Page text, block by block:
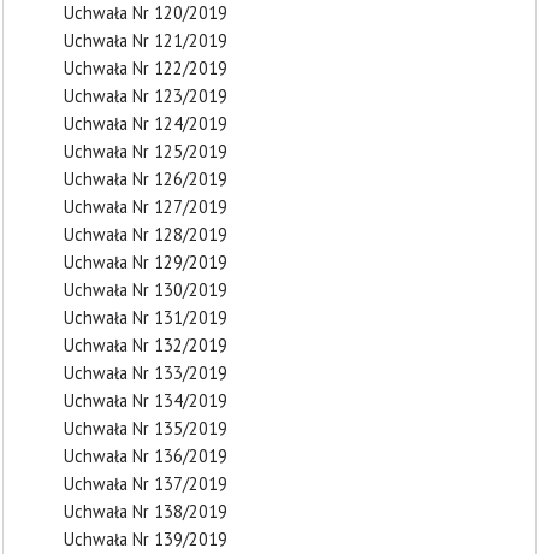
Uchwała Nr 120/2019
Uchwała Nr 121/2019
Uchwała Nr 122/2019
Uchwała Nr 123/2019
Uchwała Nr 124/2019
Uchwała Nr 125/2019
Uchwała Nr 126/2019
Uchwała Nr 127/2019
Uchwała Nr 128/2019
Uchwała Nr 129/2019
Uchwała Nr 130/2019
Uchwała Nr 131/2019
Uchwała Nr 132/2019
Uchwała Nr 133/2019
Uchwała Nr 134/2019
Uchwała Nr 135/2019
Uchwała Nr 136/2019
Uchwała Nr 137/2019
Uchwała Nr 138/2019
Uchwała Nr 139/2019